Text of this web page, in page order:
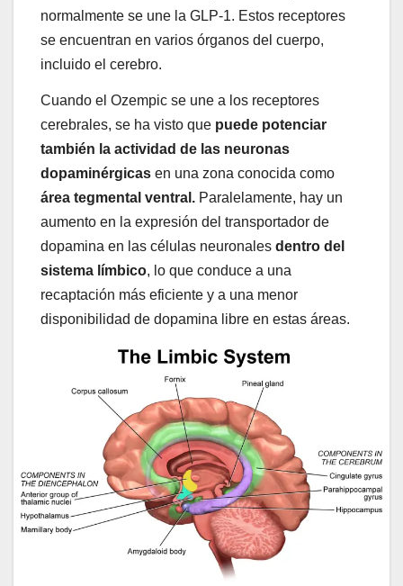
normalmente se une la GLP-1. Estos receptores
se encuentran en varios órganos del cuerpo,
incluido el cerebro.
Cuando el Ozempic se une a los receptores
cerebrales, se ha visto que puede potenciar
también la actividad de las neuronas
dopaminérgicas en una zona conocida como
área tegmental ventral. Paralelamente, hay un
aumento en la expresión del transportador de
dopamina en las células neuronales dentro del
sistema límbico, lo que conduce a una
recaptación más eficiente y a una menor
disponibilidad de dopamina libre en estas áreas.